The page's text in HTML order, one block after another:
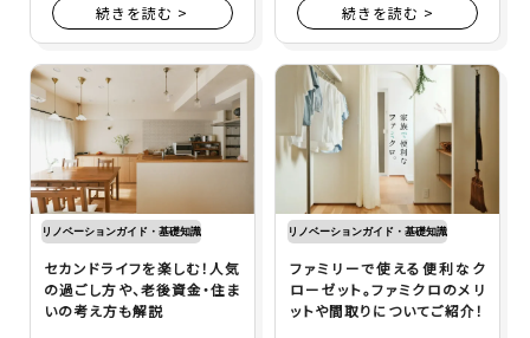
続きを読む > 続きを読む >
リノベーションガイド・基礎知識
セカンドライフを楽しむ！人気
の過ごし方や、老後資金・住ま
いの考え方も解説
リノベーションガイド・基礎知識
ファミリーで使える便利なク
ローゼット。ファミクロのメリ
ットや間取りについてご紹介！